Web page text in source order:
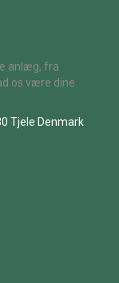
anlæg, fra
os være dine
Tjele Denmark